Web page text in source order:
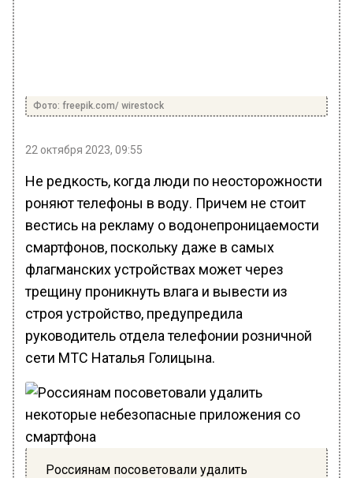
Фото: freepik.com/ wirestock
22 октября 2023, 09:55
Не редкость, когда люди по неосторожности
роняют телефоны в воду. Причем не стоит
вестись на рекламу о водонепроницаемости
смартфонов, поскольку даже в самых
флагманских устройствах может через
трещину проникнуть влага и вывести из
строя устройство, предупредила
руководитель отдела телефонии розничной
сети МТС Наталья Голицына.
Россиянам посоветовали удалить